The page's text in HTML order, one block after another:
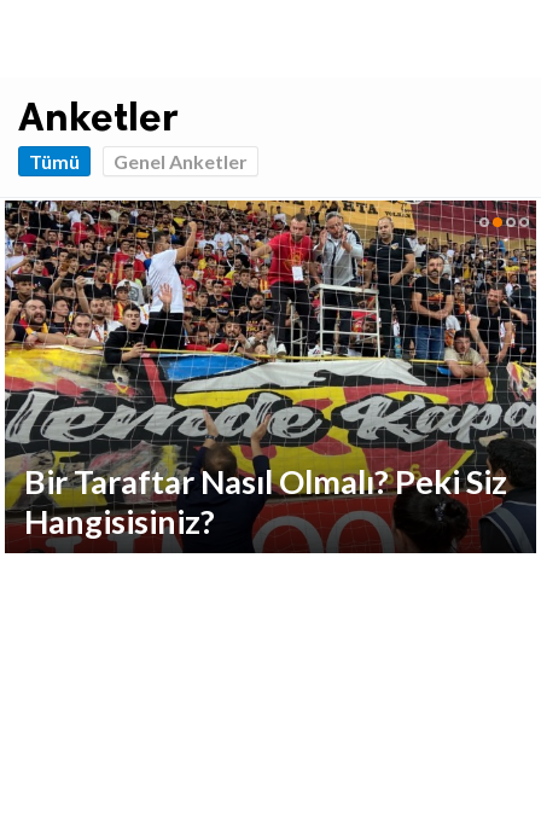
Anketler
Tümü Genel Anketler
Stadyumunda
Maç
Bir Taraftar Nasıl Olmalı? Peki Siz
Hangisisiniz?